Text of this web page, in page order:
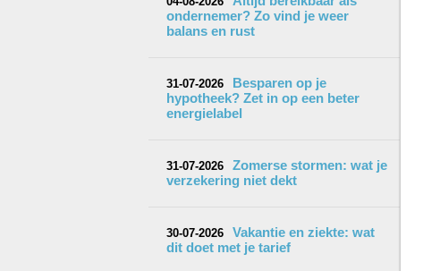
ondernemer? Zo vind je weer
balans en rust
31-07-2026
Besparen op je
hypotheek? Zet in op een beter
energielabel
31-07-2026
Zomerse stormen: wat je
verzekering niet dekt
30-07-2026
Vakantie en ziekte: wat
dit doet met je tarief